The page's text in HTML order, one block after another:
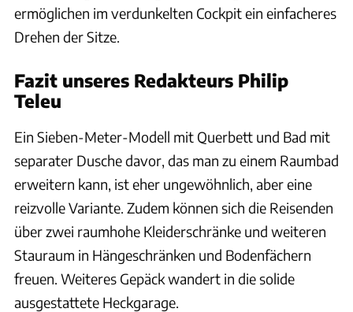
ermöglichen im verdunkelten Cockpit ein einfacheres
Drehen der Sitze.
Fazit unseres Redakteurs Philip
Teleu
Ein Sieben-Meter-Modell mit Querbett und Bad mit
separater Dusche davor, das man zu einem Raumbad
erweitern kann, ist eher ungewöhnlich, aber eine
reizvolle Variante. Zudem können sich die Reisenden
über zwei raumhohe Kleiderschränke und weiteren
Stauraum in Hängeschränken und Bodenfächern
freuen. Weiteres Gepäck wandert in die solide
ausgestattete Heckgarage.